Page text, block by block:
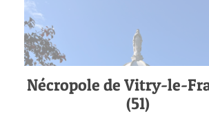
Nécropole de Vitry-le-
(51)